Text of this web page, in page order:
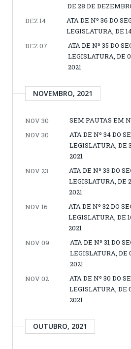
DE 28 DE
DEZ 14
ATA DE Nº 36 DO
LEGISLATURA, DE
DEZ 07
ATA DE Nº 35 DO
LEGISLATURA, DE
2021
NOVEMBRO, 2021
NOV 30
SEM PAUTAS EM
NOV 30
ATA DE Nº 34 DO
LEGISLATURA, DE
2021
NOV 23
ATA DE Nº 33 DO
LEGISLATURA, DE
2021
NOV 16
ATA DE Nº 32 DO
LEGISLATURA, DE
2021
NOV 09
ATA DE Nº 31 DO
LEGISLATURA, DE
2021
NOV 02
ATA DE Nº 30 DO
LEGISLATURA, DE
2021
OUTUBRO, 2021